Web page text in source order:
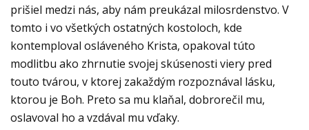
prišiel medzi nás, aby nám preukázal milosrdenstvo. V
tomto i vo všetkých ostatných kostoloch, kde
kontemploval osláveného Krista, opakoval túto
modlitbu ako zhrnutie svojej skúsenosti viery pred
touto tvárou, v ktorej zakaždým rozpoznával lásku,
ktorou je Boh. Preto sa mu klaňal, dobrorečil mu,
oslavoval ho a vzdával mu vďaky.